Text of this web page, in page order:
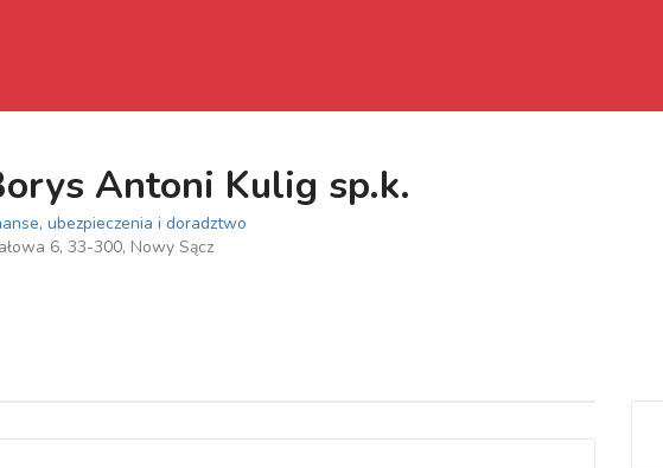
Antoni Kulig sp.k.
ubezpieczenia i doradztwo
6, 33-300, Nowy Sącz